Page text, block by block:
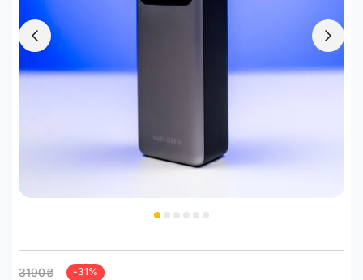
3190₴ -31%